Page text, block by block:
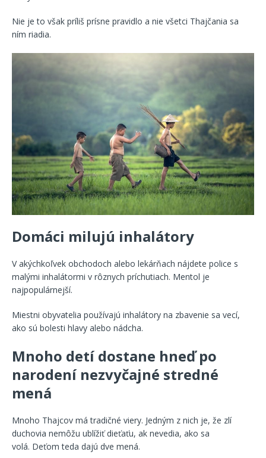
Nie je to však príliš prísne pravidlo a nie všetci Thajčania sa
ním riadia.
Domáci milujú inhalátory
V akýchkoľvek obchodoch alebo lekárňach nájdete police s
malými inhalátormi v rôznych príchutiach. Mentol je
najpopulárnejší.
Miestni obyvatelia používajú inhalátory na zbavenie sa vecí,
ako sú bolesti hlavy alebo nádcha.
Mnoho detí dostane hneď po
narodení nezvyčajné stredné
mená
Mnoho Thajcov má tradičné viery. Jedným z nich je, že zlí
duchovia nemôžu ublížiť dieťaťu, ak nevedia, ako sa
volá. Deťom teda dajú dve mená.